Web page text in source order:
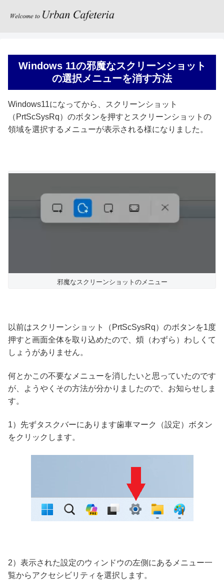
Windows 11の邪魔なスクリーンショット
の選択メニューを消す方法
Windows11になってから、スクリーンショット
（PrtScSysRq）のボタンを押すとスクリーンショットの
領域を選択するメニューが表示される様になりました。
邪魔なスクリーンショットのメニュー
以前はスクリーンショット（PrtScSysRq）のボタンを1度
押すと画面全体を取り込めたので、煩（わずら）わしくて
しょうがありません。
何とかこの不要なメニューを消したいと思っていたのです
が、ようやくその方法が分かりましたので、お知らせしま
す。
1）先ずタスクバーにあります歯車マーク（設定）ボタン
をクリックします。
2）表示された設定のウィンドウの左側にあるメニュー一
覧からアクセシビリティを選択します。